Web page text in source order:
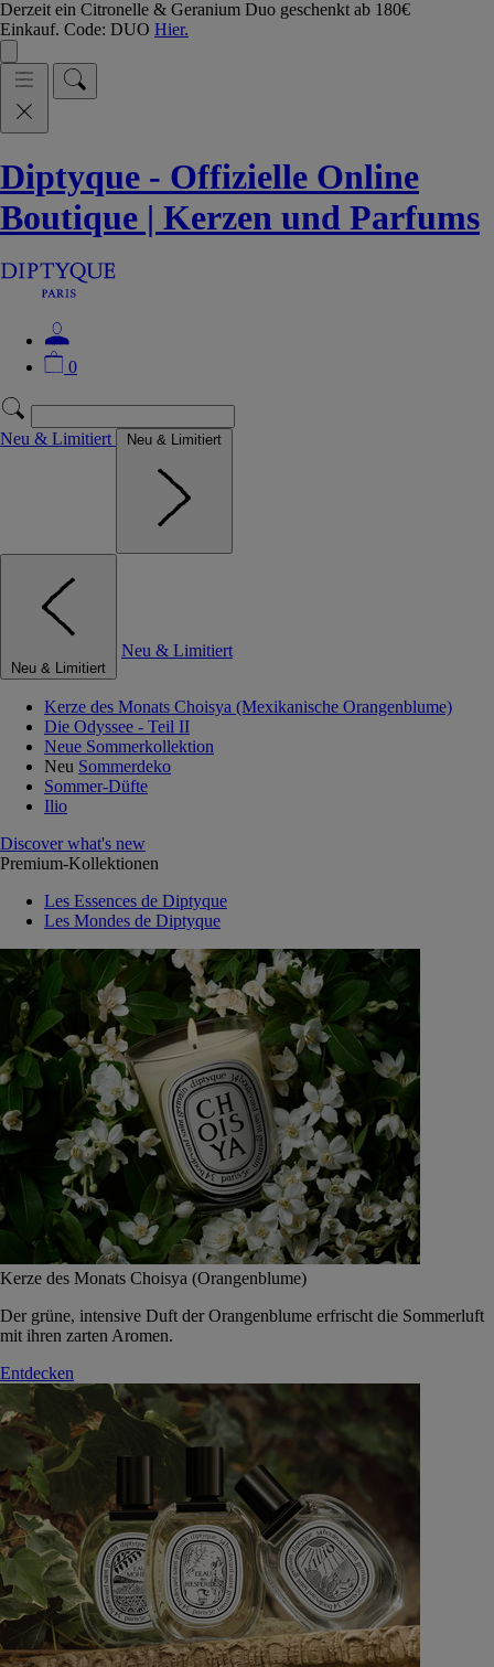
Derzeit ein Citronelle & Geranium Duo geschenkt ab 180€
Einkauf. Code: DUO Hier.
Diptyque - Offizielle Online
Boutique | Kerzen und Parfums
0
Neu & Limitiert Neu & Limitiert
Neu & Limitiert
Neu & Limitiert
Kerze des Monats Choisya (Mexikanische Orangenblume)
Die Odyssee - Teil II
Neue Sommerkollektion
Neu Sommerdeko
Sommer-Düfte
Ilio
Discover what's new
Premium-Kollektionen
Les Essences de Diptyque
Les Mondes de Diptyque
Kerze des Monats Choisya (Orangenblume)
Der grüne, intensive Duft der Orangenblume erfrischt die Sommerluft
mit ihren zarten Aromen.
Entdecken